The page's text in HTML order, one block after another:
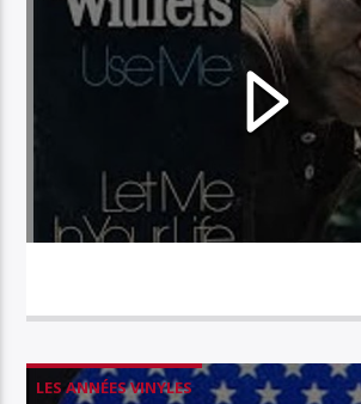
LES ANNÉES VINYLES